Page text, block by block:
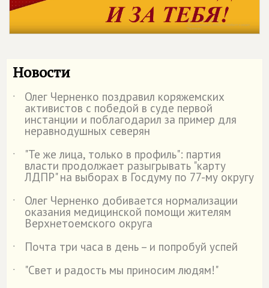
Новости
˙ Олег Черненко поздравил коряжемских
активистов с победой в суде первой
инстанции и поблагодарил за пример для
неравнодушных северян
˙
"Те же лица, только в профиль": партия
власти продолжает разыгрывать "карту
ЛДПР" на выборах в Госдуму по 77-му округу
˙
Олег Черненко добивается нормализации
оказания медицинской помощи жителям
Верхнетоемского округа
˙
Почта три часа в день – и попробуй успей
˙
"Свет и радость мы приносим людям!"